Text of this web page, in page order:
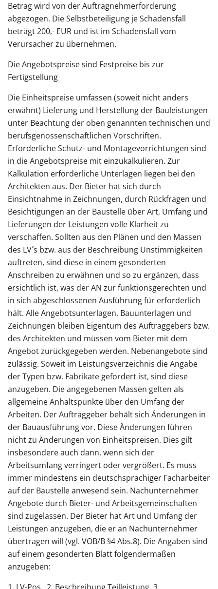
Betrag wird von der Auftragnehmerforderung
abgezogen. Die Selbstbeteiligung je Schadensfall
beträgt 200,- EUR und ist im Schadensfall vom
Verursacher zu übernehmen.
Die Angebotspreise sind Festpreise bis zur
Fertigstellung
Die Einheitspreise umfassen (soweit nicht anders
erwähnt) Lieferung und Herstellung der Bauleistungen
unter Beachtung der oben genannten technischen und
berufsgenossenschaftlichen Vorschriften.
Erforderliche Schutz- und Montagevorrichtungen sind
in die Angebotspreise mit einzukalkulieren. Zur
Kalkulation erforderliche Unterlagen liegen bei den
Architekten aus. Der Bieter hat sich durch
Einsichtnahme in Zeichnungen, durch Rückfragen und
Besichtigungen an der Baustelle über Art, Umfang und
Lieferungen der Leistungen volle Klarheit zu
verschaffen. Sollten aus den Plänen und den Massen
des LV´s bzw. aus der Beschreibung Unstimmigkeiten
auftreten, sind diese in einem gesonderten
Anschreiben zu erwähnen und so zu ergänzen, dass
ersichtlich ist, was der AN zur funktionsgerechten und
in sich abgeschlossenen Ausführung für erforderlich
hält. Alle Angebotsunterlagen, Bauunterlagen und
Zeichnungen bleiben Eigentum des Auftraggebers bzw.
des Architekten und müssen vom Bieter mit dem
Angebot zurückgegeben werden. Nebenangebote sind
zulässig. Soweit im Leistungsverzeichnis die Angabe
der Typen bzw. Fabrikate gefordert ist, sind diese
anzugeben. Die angegebenen Massen gelten als
allgemeine Anhaltspunkte über den Umfang der
Arbeiten. Der Auftraggeber behält sich Änderungen in
der Bauausführung vor. Diese Änderungen führen
nicht zu Änderungen von Einheitspreisen. Dies gilt
insbesondere auch dann, wenn sich der
Arbeitsumfang verringert oder vergrößert. Es muss
immer mindestens ein deutschsprachiger Facharbeiter
auf der Baustelle anwesend sein. Nachunternehmer
Angebote durch Bieter- und Arbeitsgemeinschaften
sind zugelassen. Der Bieter hat Art und Umfang der
Leistungen anzugeben, die er an Nachunternehmer
übertragen will (vgl. VOB/B §4 Abs.8). Die Angaben sind
auf einem gesonderten Blatt folgendermaßen
anzugeben: